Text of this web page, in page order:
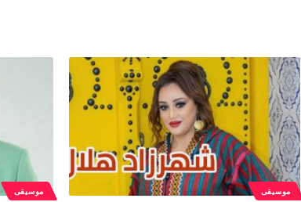
موسيقى موسيقى